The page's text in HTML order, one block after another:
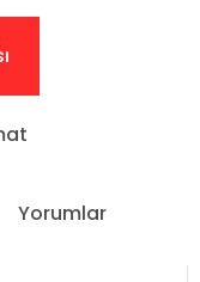
Yorumlar